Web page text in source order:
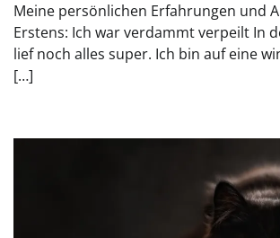
Meine persönlichen Erfahrungen und
Erstens: Ich war verdammt verpeilt In
lief noch alles super. Ich bin auf eine
[…]